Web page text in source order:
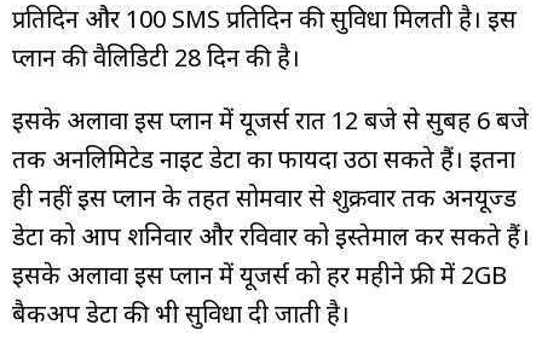
प्रतिदिन और 100 SMS प्रतिदिन की सुविधा मिलती है। इस
प्लान की वैलिडिटी 28 दिन की है।
इसके अलावा इस प्लान में यूजर्स रात 12 बजे से सुबह 6 बजे
तक अनलिमिटेड नाइट डेटा का फायदा उठा सकते हैं। इतना
ही नहीं इस प्लान के तहत सोमवार से शुक्रवार तक अनयूज्ड
डेटा को आप शनिवार और रविवार को इस्तेमाल कर सकते हैं।
इसके अलावा इस प्लान में यूजर्स को हर महीने फ्री में 2GB
बैकअप डेटा की भी सुविधा दी जाती है।